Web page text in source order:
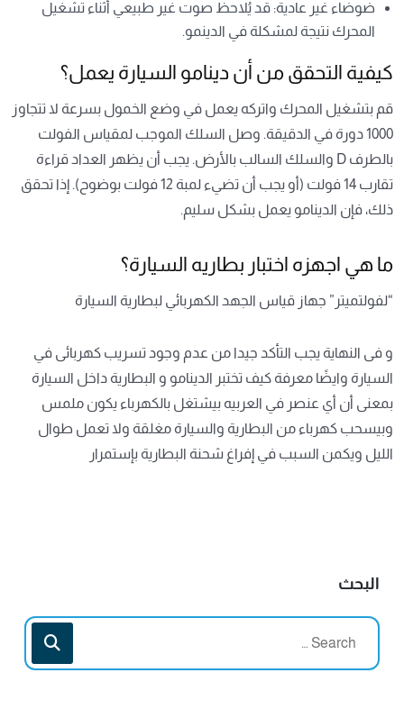
ضوضاء غير عادية: قد يُلاحظ صوت غير طبيعي أثناء تشغيل
المحرك نتيجة لمشكلة في الدينمو.
كيفية التحقق من أن دينامو السيارة يعمل؟
قم بتشغيل المحرك واتركه يعمل في وضع الخمول بسرعة لا تتجاوز
1000 دورة في الدقيقة. وصل السلك الموجب لمقياس الفولت
بالطرف D والسلك السالب بالأرض. يجب أن يظهر العداد قراءة
تقارب 14 فولت (أو يجب أن تضيء لمبة 12 فولت بوضوح). إذا تحقق
ذلك، فإن الدينامو يعمل بشكل سليم.
ما هي اجهزه اختبار بطاريه السيارة؟
“لفولتميتر” جهاز قياس الجهد الكهربائي لبطارية السيارة
و فى النهاية يجب التأكد جيدا من عدم وجود تسريب كهربائى في
السيارة وايضًا معرفة كيف تختبر الدينامو و البطارية داخل السيارة
بمعنى أن أي عنصر في العربيه بيشتغل بالكهرباء يكون ملمس
وبيسحب كهرباء من البطارية والسيارة مغلقة ولا تعمل طوال
الليل ويكمن السبب في إفراغ شحنة البطارية بإستمرار
البحث